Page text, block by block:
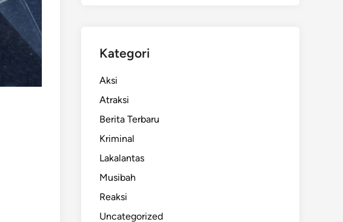
Kategori
Aksi
Atraksi
Berita Terbaru
Kriminal
Lakalantas
Musibah
Reaksi
Uncategorized